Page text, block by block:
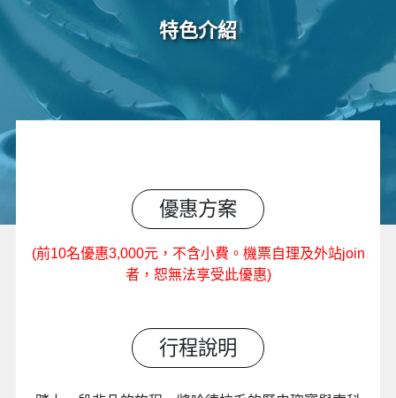
特色介紹
優惠方案
(前10名優惠3,000元，不含小費。機票自理及外站join
者，恕無法享受此優惠)
行程說明